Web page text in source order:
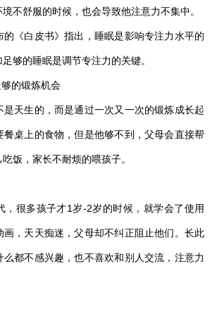
不舒服的时候，也会导致他注意力不集中。
的《白皮书》指出，睡眠是影响专注力水平的
够的睡眠是调节专注力的关键。
的锻炼机会
是天生的，而是通过一次又一次的锻炼成长起
餐桌上的食物，但是他够不到，父母会直接帮
饭，家长不耐烦的喂孩子。
，很多孩子才1岁-2岁的时候，就学会了使用
画，天天痴迷，父母却不纠正阻止他们。长此
么都不感兴趣，也不喜欢和别人交流，注意力